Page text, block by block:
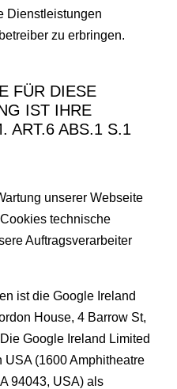
Dienstleistungen
zu erbringen.
FÜR DIESE
IST IHRE
ART.6 ABS.1 S.1
unserer Webseite
technische
Auftragsverarbeiter
ist die Google Ireland
House, 4 Barrow St,
Google Ireland Limited
(1600 Amphitheatre
94043, USA) als